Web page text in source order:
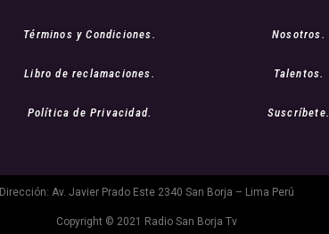
Términos y Condiciones.
Libro de reclamaciones.
Política de Privacidad.
Nosotros.
Talentos.
Suscríbete.
Dirección: Av. Javier Prado Este 2340 San Borja – Lima Perú
Copyright © 2021 Radio San Borja Tv